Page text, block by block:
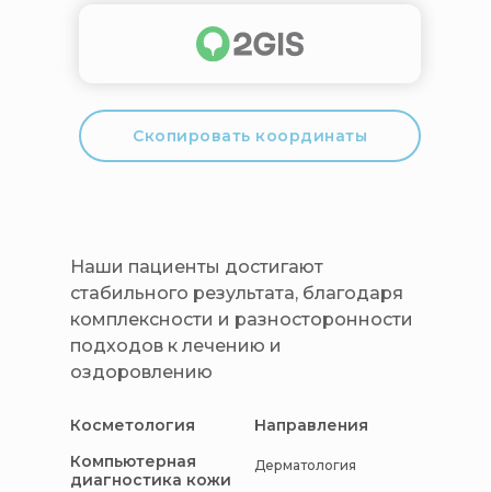
Скопировать координаты
Косметология Направления
Компьютерная
диагностика кожи
Дерматология
Наши пациенты достигают
стабильного результата, благодаря
комплексности и разносторонности
подходов к лечению и
оздоровлению